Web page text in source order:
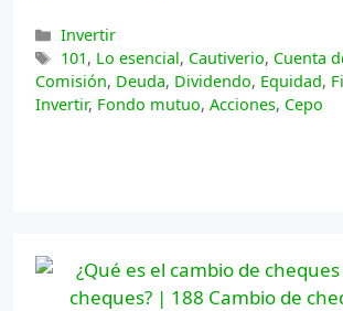
Categorías
Invertir
Etiquetas
101, Lo esencial, Cautiverio, Cuenta
Comisión, Deuda, Dividendo, Equidad,
Invertir, Fondo mutuo, Acciones, Cepo